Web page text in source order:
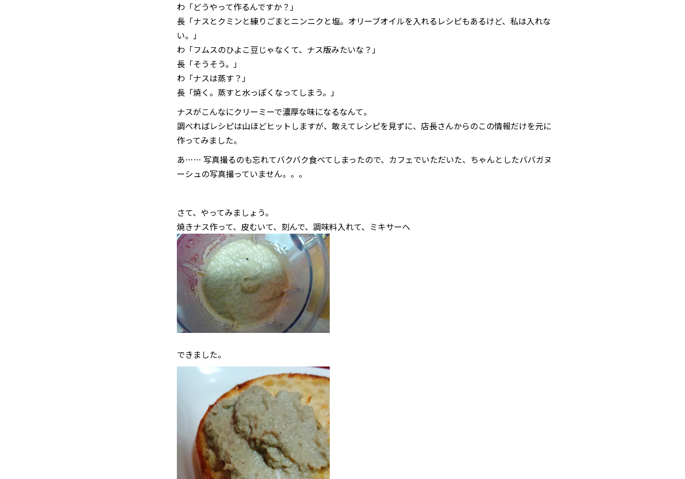
わ「どうやって作るんですか？」
長「ナスとクミンと練りごまとニンニクと塩。オリーブオイルを入れるレシピもあるけど、私は入れな
い。」
わ「フムスのひよこ豆じゃなくて、ナス版みたいな？」
長「そうそう。」
わ「ナスは蒸す？」
長「焼く。蒸すと水っぽくなってしまう。」
ナスがこんなにクリーミーで濃厚な味になるなんて。
調べればレシピは山ほどヒットしますが、敢えてレシピを見ずに、店長さんからのこの情報だけを元に
作ってみました。
あ…… 写真撮るのも忘れてバクバク食べてしまったので、カフェでいただいた、ちゃんとしたババガヌ
ーシュの写真撮っていません。。。
さて、やってみましょう。
焼きナス作って、皮むいて、刻んで、調味料入れて、ミキサーへ
できました。